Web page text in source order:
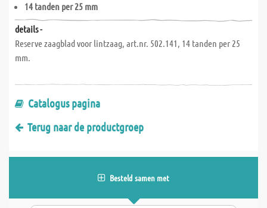
14 tanden per 25 mm
details -
Reserve zaagblad voor lintzaag, art.nr. 502.141, 14 tanden per 25
mm.
Catalogus pagina
Terug naar de productgroep
Besteld samen met